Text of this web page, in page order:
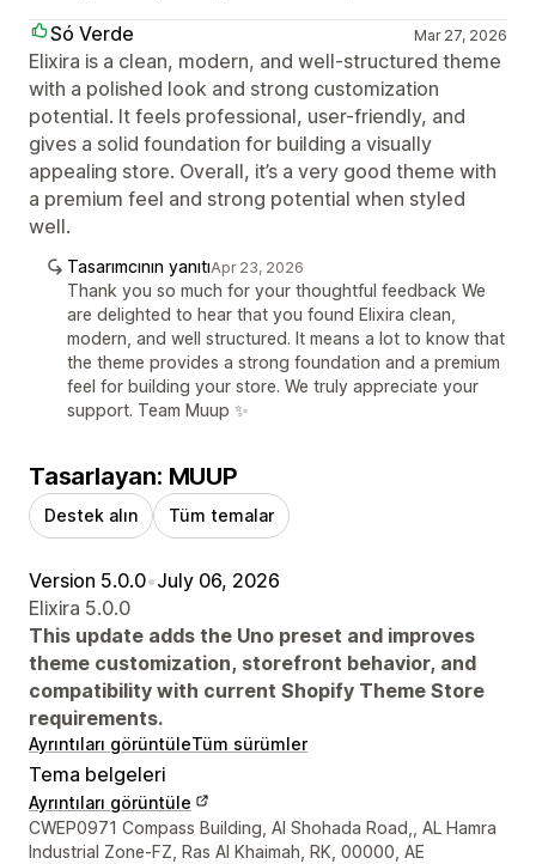
Só Verde Mar 27, 2026
Elixira is a clean, modern, and well-structured theme
with a polished look and strong customization
potential. It feels professional, user-friendly, and
gives a solid foundation for building a visually
appealing store. Overall, it’s a very good theme with
a premium feel and strong potential when styled
well.
Tasarımcının yanıtıApr 23, 2026
Thank you so much for your thoughtful feedback We
are delighted to hear that you found Elixira clean,
modern, and well structured. It means a lot to know that
the theme provides a strong foundation and a premium
feel for building your store. We truly appreciate your
support. Team Muup ✨
Tasarlayan: MUUP
Destek alın Tüm temalar
Version 5.0.0•July 06, 2026
Elixira 5.0.0
This update adds the Uno preset and improves
theme customization, storefront behavior, and
compatibility with current Shopify Theme Store
requirements.
Ayrıntıları görüntüleTüm sürümler
Tema belgeleri
Ayrıntıları görüntüle
Tasarımcı iletişim bilgileri
CWEP0971 Compass Building, Al Shohada Road,, AL Hamra
Industrial Zone-FZ, Ras Al Khaimah, RK, 00000, AE